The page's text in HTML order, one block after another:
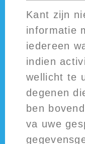
Kant zijn
informatie
iedereen
indien
wellicht te
degenen
ben
va uwe